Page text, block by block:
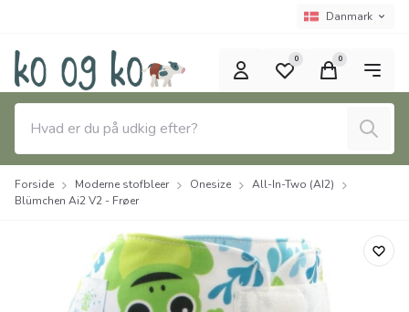
Sprogvælger
Nuværende
Danmark
Søg
0 0
Forside Moderne stofbleer Onesize
All-In-Two (AI2)
Blümchen Ai2 V2 - Frøer